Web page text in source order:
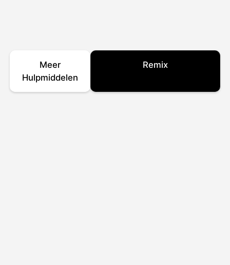
Meer
Hulpmiddelen
Remix